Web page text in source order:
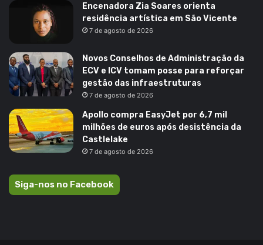
Encenadora Zia Soares orienta
residência artística em São Vicente
7 de agosto de 2026
Novos Conselhos de Administração da
ECV e ICV tomam posse para reforçar
gestão das infraestruturas
7 de agosto de 2026
Apollo compra EasyJet por 6,7 mil
milhões de euros após desistência da
Castlelake
7 de agosto de 2026
Siga-nos no Facebook